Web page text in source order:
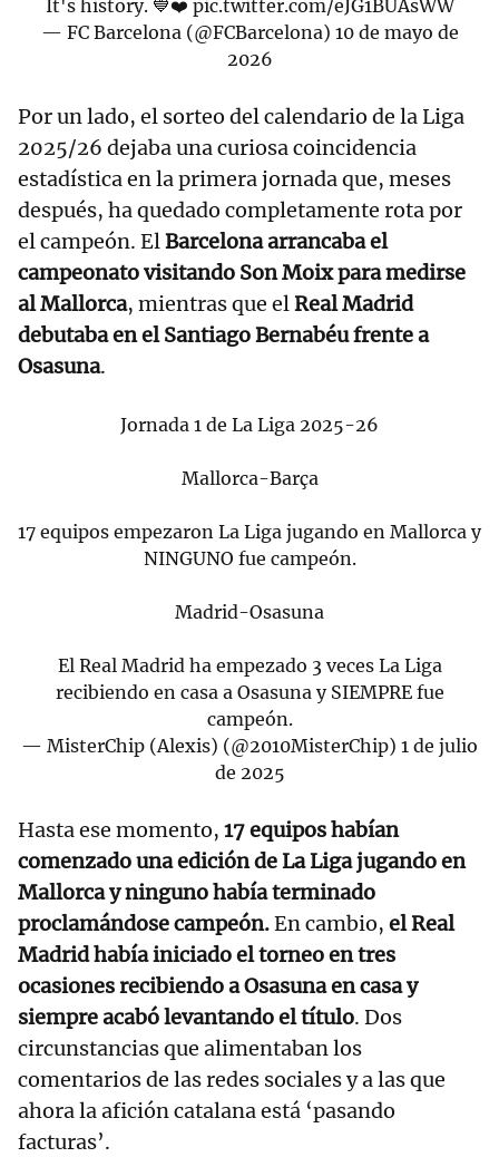
It's history. 💙❤️ pic.twitter.com/eJG1BUAsWW
— FC Barcelona (@FCBarcelona) 10 de mayo de
2026
Por un lado, el sorteo del calendario de la Liga
2025/26 dejaba una curiosa coincidencia
estadística en la primera jornada que, meses
después, ha quedado completamente rota por
el campeón. ElBarcelona arrancaba el
campeonato visitando Son Moix para medirse
al Mallorca, mientras que elReal Madrid
debutaba en el Santiago Bernabéu frente a
Osasuna.
Jornada 1 de La Liga 2025-26
Mallorca-Barça
17 equipos empezaron La Liga jugando en Mallorca y
NINGUNO fue campeón.
Madrid-Osasuna
El Real Madrid ha empezado 3 veces La Liga
recibiendo en casa a Osasuna y SIEMPRE fue
campeón.
— MisterChip (Alexis) (@2010MisterChip) 1 de julio
de 2025
Hasta ese momento, 17 equipos habían
comenzado una edición de La Liga jugando en
Mallorca y ninguno había terminado
proclamándose campeón.En cambio, el Real
Madrid había iniciado el torneo en tres
ocasiones recibiendo a Osasuna en casa y
siempre acabó levantando el título. Dos
circunstancias que alimentaban los
comentarios de las redes sociales y a las que
ahora la afición catalana está ‘pasando
facturas’.